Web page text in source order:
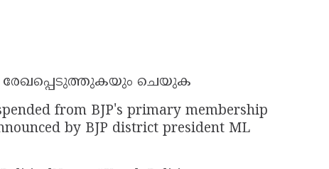
ചെയുക
from BJP's primary membership
by BJP district president ML